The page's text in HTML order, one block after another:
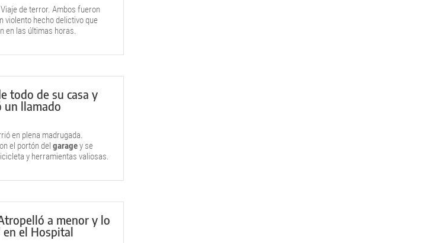
de terror. Ambos fueron
violento hecho delictivo que
en las últimas horas.
todo de su casa y
un llamado
en plena madrugada.
el portón del garagey se
y herramientas valiosas.
a menor y lo
el Hospital